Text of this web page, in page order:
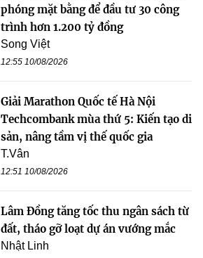
phóng mặt bằng để đầu tư 30 công
trình hơn 1.200 tỷ đồng
Song Việt
12:55 10/08/2026
Giải Marathon Quốc tế Hà Nội
Techcombank mùa thứ 5: Kiến tạo di
sản, nâng tầm vị thế quốc gia
T.Vân
12:51 10/08/2026
Lâm Đồng tăng tốc thu ngân sách từ
đất, tháo gỡ loạt dự án vướng mắc
Nhật Linh